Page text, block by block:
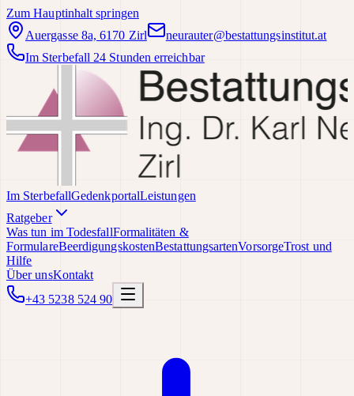
Zum Hauptinhalt springen
Auergasse 8a, 6170 Zirl
neurauter@bestattungsinstitut.at
Im Sterbefall 24 Stunden erreichbar
Im SterbefallGedenkportalLeistungen
Ratgeber
Was tun im TodesfallFormalitäten &
FormulareBeerdigungskostenBestattungsartenVorsorgeTrost und
Hilfe
Über unsKontakt
+43 5238 524 90